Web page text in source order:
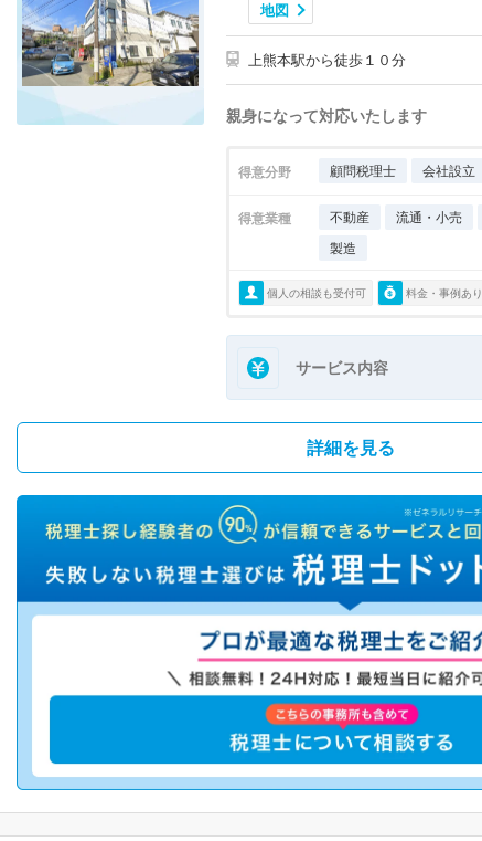
地図
上熊本駅から徒歩１０分
親身になって対応いたします
得意分野 顧問税理士 会社設立
得意業種 不動産 流通・小売
製造
個人の相談も受付可 料金・事例あり
サービス内容
詳細を見る